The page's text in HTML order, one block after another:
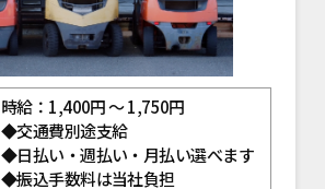
時給：1,400円 ～ 1,750円
◆交通費別途支給
◆日払い・週払い・月払い選べます
◆振込手数料は当社負担